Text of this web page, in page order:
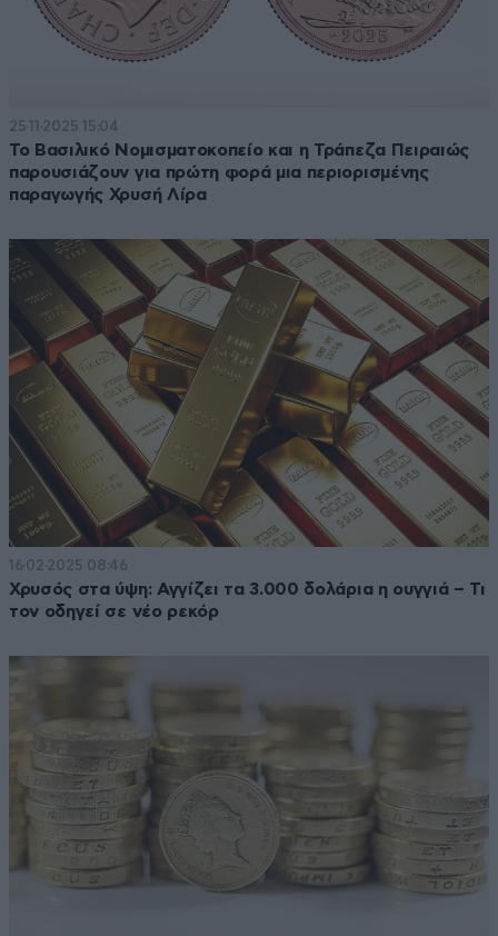
25·11·2025 15:04
Το Βασιλικό Νομισματοκοπείο και η Τράπεζα Πειραιώς
παρουσιάζουν για πρώτη φορά μια περιορισμένης
παραγωγής Χρυσή Λίρα
16·02·2025 08:46
Χρυσός στα ύψη: Αγγίζει τα 3.000 δολάρια η ουγγιά – Τι
τον οδηγεί σε νέο ρεκόρ